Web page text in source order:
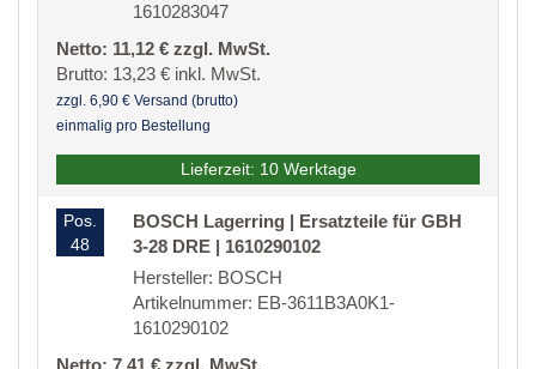
1610283047
Netto: 11,12 € zzgl. MwSt.
Brutto: 13,23 € inkl. MwSt.
zzgl. 6,90 € Versand (brutto)
einmalig pro Bestellung
Lieferzeit: 10 Werktage
Pos.
48
BOSCH Lagerring | Ersatzteile für GBH
3-28 DRE | 1610290102
Hersteller: BOSCH
Artikelnummer: EB-3611B3A0K1-
1610290102